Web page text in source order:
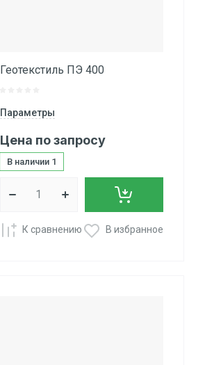
Геотекстиль ПЭ 400
Параметры
В наличии 1
Цена по запросу
К сравнению В избранное